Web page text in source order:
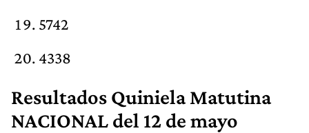
5742
4338
Resultados Quiniela Matutina
NACIONAL del 12 de mayo